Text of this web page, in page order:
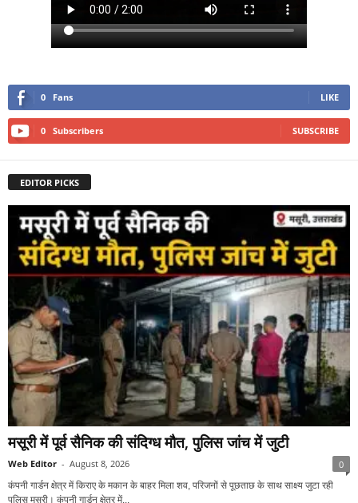
0 Fans LIKE
0 Subscribers SUBSCRIBE
EDITOR PICKS
मसूरी में पूर्व सैनिक की संदिग्ध मौत, पुलिस जांच में जुटी
Web Editor - August 8, 2026 0
कंपनी गार्डन क्षेत्र में किराए के मकान के बाहर मिला शव, परिजनों से पूछताछ के साथ साक्ष्य जुटा रही
पुलिस मसूरी। कंपनी गार्डन क्षेत्र में...